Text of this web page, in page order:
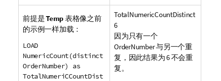
前提是Temp 表格像之前
的示例一样加载：
LOAD
NumericCount(distinct
OrderNumber) as
TotalNumeriCCountDist
TotalNumericCountDistinct
6
因为只有一个
OrderNumber与另一个重
复，因此结果为 6 不会重
复。